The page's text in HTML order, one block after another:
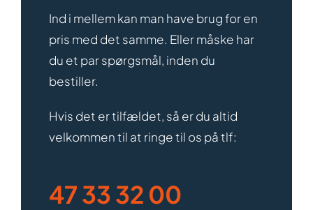
Ind i mellem kan man have brug for en
pris med det samme. Eller måske har
du et par spørgsmål, inden du
bestiller.
Hvis det er tilfældet, så er du altid
velkommen til at ringe til os på tlf:
47 33 32 00